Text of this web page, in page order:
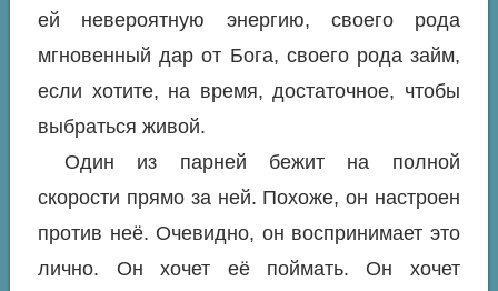
ей невероятную энергию, своего рода
мгновенный дар от Бога, своего рода займ,
если хотите, на время, достаточное, чтобы
выбраться живой.
Один из парней бежит на полной
скорости прямо за ней. Похоже, он настроен
против неё. Очевидно, он воспринимает это
лично. Он хочет её поймать. Он хочет